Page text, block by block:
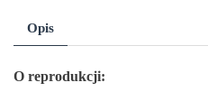
"Skrucha
św.
Opis
O reprodukcji: